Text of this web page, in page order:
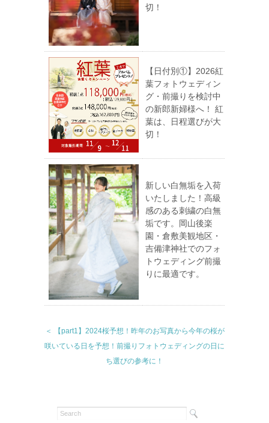
切！
【日付別①】2026紅
葉フォトウェディン
グ・前撮りを検討中
の新郎新婦様へ！ 紅
葉は、日程選びが大
切！
新しい白無垢を入荷
いたしました！高級
感のある刺繍の白無
垢です。岡山後楽
園・倉敷美観地区・
吉備津神社でのフォ
トウェディング前撮
りに最適です。
＜ 【part1】2024桜予想！昨年のお写真から今年の桜が
咲いている日を予想！前撮りフォトウェディングの日に
ち選びの参考に！